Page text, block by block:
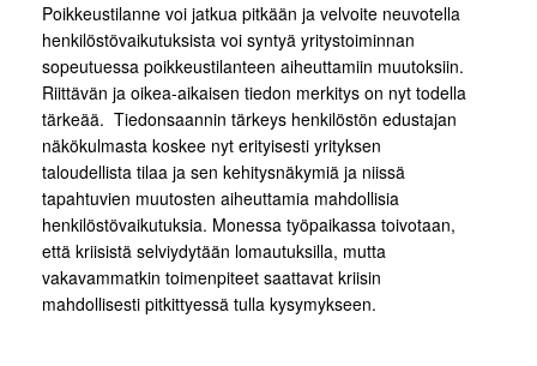
Poikkeustilanne voi jatkua pitkään ja velvoite neuvotella
henkilöstövaikutuksista voi syntyä yritystoiminnan
sopeutuessa poikkeustilanteen aiheuttamiin muutoksiin.
Riittävän ja oikea-aikaisen tiedon merkitys on nyt todella
tärkeää. Tiedonsaannin tärkeys henkilöstön edustajan
näkökulmasta koskee nyt erityisesti yrityksen
taloudellista tilaa ja sen kehitysnäkymiä ja niissä
tapahtuvien muutosten aiheuttamia mahdollisia
henkilöstövaikutuksia. Monessa työpaikassa toivotaan,
että kriisistä selviydytään lomautuksilla, mutta
vakavammatkin toimenpiteet saattavat kriisin
mahdollisesti pitkittyessä tulla kysymykseen.